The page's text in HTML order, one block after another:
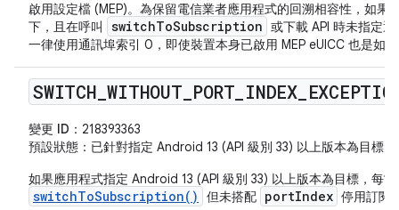
啟用設定檔 (MEP)。為保留電信業者應用程式的回溯相容性，如果
下，且在呼叫
switchToSubscription 或下載 API 時未指定
一律使用通訊埠索引 0，即使裝置本身已啟用 MEP eUICC 也是如
SWITCH _WITHOUT PORT INDEX_
變更 ID： 218393363
預設狀態 ：已針對指定 Android 13 (API 級別 33) 以上版本為目標
如果應用程式指定 Android 13 (API 級別 33) 以上版本為目標，每
switchToSubscription() 但未搭配 portIndex 停用訂閱